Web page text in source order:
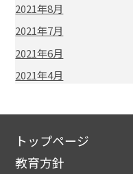
2021年8月
2021年7月
2021年6月
2021年4月
トップページ
教育方針